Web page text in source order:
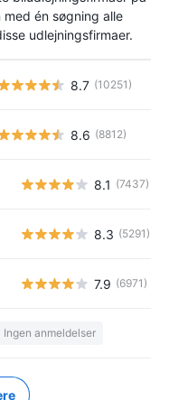
med én søgning alle
udlejningsfirmaer.
8.7 (10251)
8.6 (8812)
8.1 (7437)
8.3 (5291)
7.9 (6971)
Ingen anmeldelser